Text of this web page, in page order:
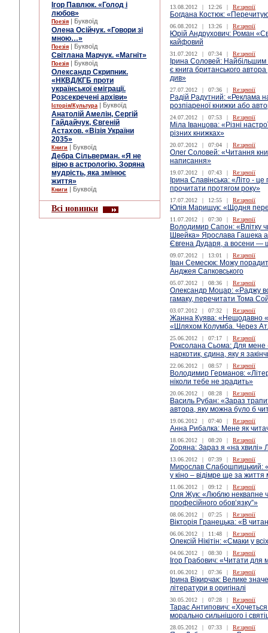
Ігор Павлюк. «Голод і
любов»
Поезія | Буквоїд
Олена Осійчук. «Говори зі
мною…»
Поезія | Буквоїд
Світлана Марчук. «Магніт»
Поезія | Буквоїд
Олександр Скрипник.
«НКВД/КГБ проти
української еміграції.
Розсекречені архіви»
Історія/Культура | Буквоїд
Анатолій Амелін, Сергій
Гайдайчук, Євгеній
Астахов. «Візія України
2035»
Книги | Буквоїд
Дебра Сільверман. «Я не
вірю в астрологію. Зоряна
мудрість, яка змінює
життя»
Книги | Буквоїд
Всі новинки
13.08.2012 | 12:26 | Re:цензії
Богдана Костюк: «Перечитую
06.08.2012 | 13:26 | Re:цензії
Юрій Андрухович: Роман
кайфовий
31.07.2012 | 07:34 | Re:цензії
Ірина Соловей:
є книга британського автора
див»
27.07.2012 | 07:36 | Re:цензії
Радій Радутний: «Реклама
розпіареної книжки або
24.07.2012 | 07:53 | Re:цензії
Міла Іванцова: «Різні
різних книжках»
20.07.2012 | 07:04 | Re:цензії
Олег Соловей: «Читання
написання»
19.07.2012 | 07:43 | Re:цензії
Ірина Славінська: «Літо -
прочитати протягом року»
17.07.2012 | 12:55 | Re:цензії
Юлія Марищук: «Щодня
11.07.2012 | 07:30 | Re:цензії
Володимир Сапон: «Влітку
Швейка» Ярослава Гашека
Євгена Дударя, а восени —
09.07.2012 | 13:01 | Re:цензії
Іван Семесюк: Можу
Анджея Сапковського
05.07.2012 | 08:36 | Re:цензії
Олександр Моцар: «Раджу
гамаку, перечитати Тома
03.07.2012 | 07:32 | Re:цензії
Жанна Куява: «Нещодавно
«Шляхом Колумба. Через
25.06.2012 | 07:17 | Re:цензії
Роксолана Сьома: Для мене
наркотик, єдина, яку я
22.06.2012 | 08:57 | Re:цензії
Володимир Германов:
ніколи тебе не зрадить»
20.06.2012 | 08:28 | Re:цензії
Василь Рубан: «Зараз
автора, яку можна було б
19.06.2012 | 07:40 | Re:цензії
Анна Рибалка: Мене як
18.06.2012 | 08:20 | Re:цензії
Zоряна: Зараз я «на хвилі»
13.06.2012 | 07:39 | Re:цензії
Мирослав Слабошпицький:
у кіно – відімре ще за життя
11.06.2012 | 09:12 | Re:цензії
Оля Жук: «Люблю неквапне
професійного обов’язку”»
08.06.2012 | 07:25 | Re:цензії
Вікторія Гранецька: «В
06.06.2012 | 11:48 | Re:цензії
Олексій Нікітін: «Смаки у
04.06.2012 | 08:30 | Re:цензії
Ігор Грабович: «Читати
01.06.2012 | 07:36 | Re:цензії
Ірина Вікирчак: Велике
літератури в оригіналі
30.05.2012 | 07:28 | Re:цензії
Тарас Антипович: «Хочеться
морально сильнішого і
28.05.2012 | 07:33 | Re:цензії